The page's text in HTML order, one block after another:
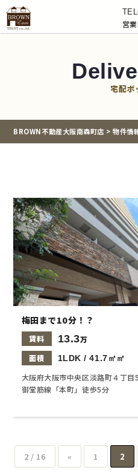
TEL
営
宅配ボ
BROWN不動産大阪南森町店 >物件情
梅田まで10分！？
賃料 13.3万
面積
1LDK / 41.7㎡㎡
大阪府大阪市中央区淡路町４丁目
御堂筋線「本町」徒歩5分
2 / 16 « 1 2